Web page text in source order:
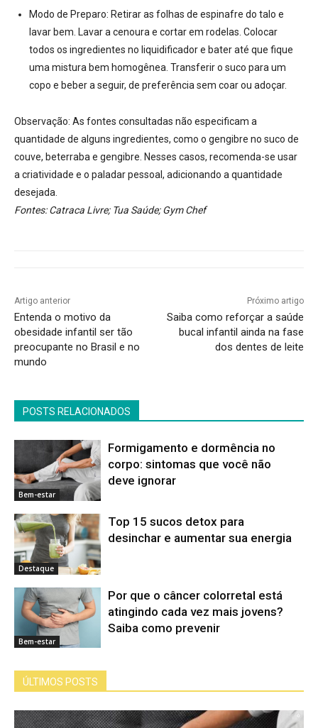
Modo de Preparo: Retirar as folhas de espinafre do talo e
lavar bem. Lavar a cenoura e cortar em rodelas. Colocar
todos os ingredientes no liquidificador e bater até que fique
uma mistura bem homogênea. Transferir o suco para um
copo e beber a seguir, de preferência sem coar ou adoçar.
Observação: As fontes consultadas não especificam a
quantidade de alguns ingredientes, como o gengibre no suco de
couve, beterraba e gengibre. Nesses casos, recomenda-se usar
a criatividade e o paladar pessoal, adicionando a quantidade
desejada.
Fontes: Catraca Livre; Tua Saúde; Gym Chef
Artigo anterior
Entenda o motivo da
obesidade infantil ser tão
preocupante no Brasil e no
mundo
Próximo artigo
Saiba como reforçar a saúde
bucal infantil ainda na fase
dos dentes de leite
POSTS RELACIONADOS
Bem-estar
Formigamento e dormência no
corpo: sintomas que você não
deve ignorar
Destaque
Top 15 sucos detox para
desinchar e aumentar sua energia
Bem-estar
Por que o câncer colorretal está
atingindo cada vez mais jovens?
Saiba como prevenir
ÚLTIMOS POSTS